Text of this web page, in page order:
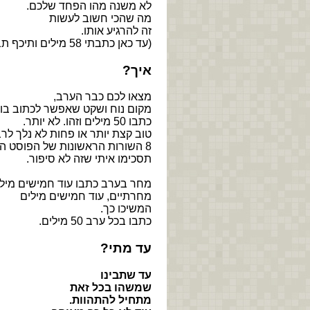
לא משנה מהו הפחד שלכם.
מה שהכי חשוב לעשות
זה להרגיע אותו.
(עד כאן כתבתי 58 מילים ותיכף תבינו מדוע ציינתי את זה)
איך?
מצאו לכם כבר הערב,
מקום נוח ושקט שאפשר לכתוב
כתבו 50 מילים וזהו. לא יותר.
טוב קצת יותר או פחות לא נלך
8 השורות הראשונות של הפוסט הזה מכילות 58 מילים.
תסכימו איתי שזה לא סיפור.
מחר בערב כתבו עוד חמישים
מחרתיים, עוד חמישים מילים
המשיכו כך.
כתבו בכל ערב 50 מילים.
עד מתי?
עד שתבינו
שמשהו בכל זאת
מתחיל להתהוות.